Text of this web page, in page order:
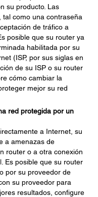
su producto. Las
como una contraseña
de tráfico a
posible que su router ya
habilitada por su
(ISP, por sus siglas en
de su ISP o su router
cómo cambiar la
mejor su red
red protegida por un
a Internet, su
a amenazas de
router o a otra conexión
Es posible que su router
por su proveedor de
su proveedor para
resultados, configure